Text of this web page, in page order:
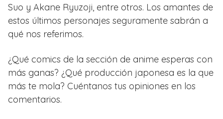
Suo y Akane Ryuzoji, entre otros. Los amantes de
estos últimos personajes seguramente sabrán a
qué nos referimos.
¿Qué comics de la sección de anime esperas con
más ganas? ¿Qué producción japonesa es la que
más te mola? Cuéntanos tus opiniones en los
comentarios.